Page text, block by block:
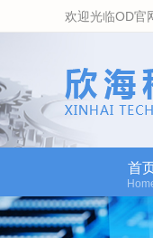
欢迎光临OD官
首